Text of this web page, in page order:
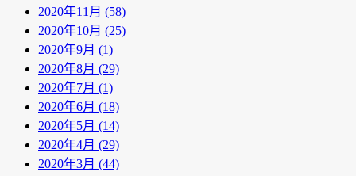
2020年11月 (58)
2020年10月 (25)
2020年9月 (1)
2020年8月 (29)
2020年7月 (1)
2020年6月 (18)
2020年5月 (14)
2020年4月 (29)
2020年3月 (44)